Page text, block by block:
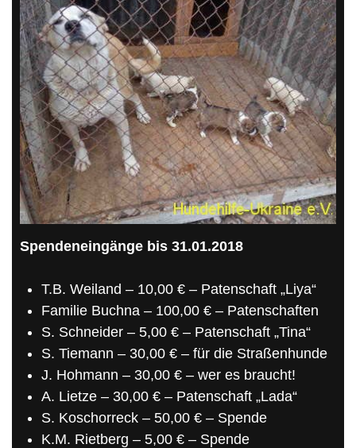
Spendeneingänge bis 31.01.2018
T.B. Weiland – 10,00 € – Patenschaft „Liya“
Familie Buchna – 100,00 € – Patenschaften
S. Schneider – 5,00 € – Patenschaft „Tina“
S. Tiemann – 30,00 € – für die Straßenhunde
J. Hohmann – 30,00 € – wer es braucht!
A. Lietze – 30,00 € – Patenschaft „Lada“
S. Koschorreck – 50,00 € – Spende
K.M. Rietberg – 5,00 € – Spende